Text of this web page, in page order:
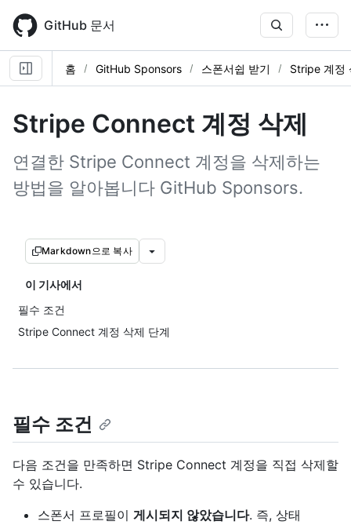
main
content
GitHub 문서
홈 GitHub Sponsors 스폰서쉽 받기 Stripe 계정
Stripe Connect 계정 삭제
연결한 Stripe Connect 계정을 삭제하는
방법을 알아봅니다 GitHub Sponsors.
Markdown으로 복사
이 기사에서
필수 조건
Stripe Connect 계정 삭제 단계
필수 조건
다음 조건을 만족하면 Stripe Connect 계정을 직접 삭제할
수 있습니다.
스폰서 프로필이 게시되지 않았습니다. 즉, 상태